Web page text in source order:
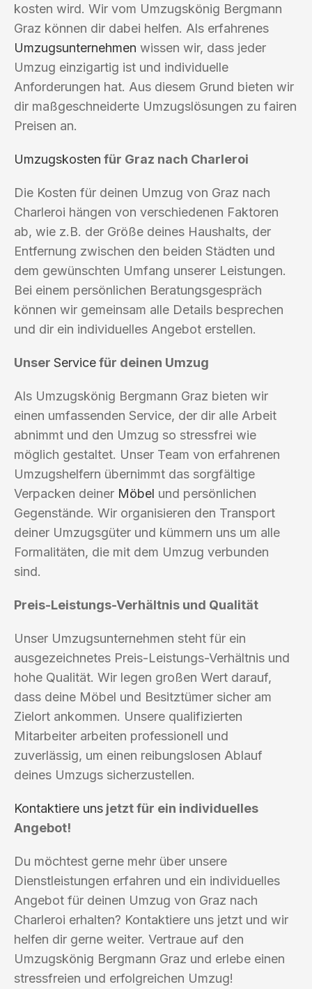
kosten wird. Wir vom Umzugskönig Bergmann
Graz können dir dabei helfen. Als erfahrenes
Umzugsunternehmen wissen wir, dass jeder
Umzug einzigartig ist und individuelle
Anforderungen hat. Aus diesem Grund bieten wir
dir maßgeschneiderte Umzugslösungen zu fairen
Preisen an.
Umzugskosten für Graz nach Charleroi
Die Kosten für deinen Umzug von Graz nach
Charleroi hängen von verschiedenen Faktoren
ab, wie z.B. der Größe deines Haushalts, der
Entfernung zwischen den beiden Städten und
dem gewünschten Umfang unserer Leistungen.
Bei einem persönlichen Beratungsgespräch
können wir gemeinsam alle Details besprechen
und dir ein individuelles Angebot erstellen.
Unser Servicefür deinen Umzug
Als Umzugskönig Bergmann Graz bieten wir
einen umfassenden Service, der dir alle Arbeit
abnimmt und den Umzug so stressfrei wie
möglich gestaltet. Unser Team von erfahrenen
Umzugshelfern übernimmt das sorgfältige
Verpacken deiner Möbel und persönlichen
Gegenstände. Wir organisieren den Transport
deiner Umzugsgüter und kümmern uns um alle
Formalitäten, die mit dem Umzug verbunden
sind.
Preis-Leistungs-Verhältnis und Qualität
Unser Umzugsunternehmen steht für ein
ausgezeichnetes Preis-Leistungs-Verhältnis und
hohe Qualität. Wir legen großen Wert darauf,
dass deine Möbel und Besitztümer sicher am
Zielort ankommen. Unsere qualifizierten
Mitarbeiter arbeiten professionell und
zuverlässig, um einen reibungslosen Ablauf
deines Umzugs sicherzustellen.
Kontaktiere uns jetzt für ein individuelles
Angebot!
Du möchtest gerne mehr über unsere
Dienstleistungen erfahren und ein individuelles
Angebot für deinen Umzug von Graz nach
Charleroi erhalten? Kontaktiere uns jetzt und wir
helfen dir gerne weiter. Vertraue auf den
Umzugskönig Bergmann Graz und erlebe einen
stressfreien und erfolgreichen Umzug!